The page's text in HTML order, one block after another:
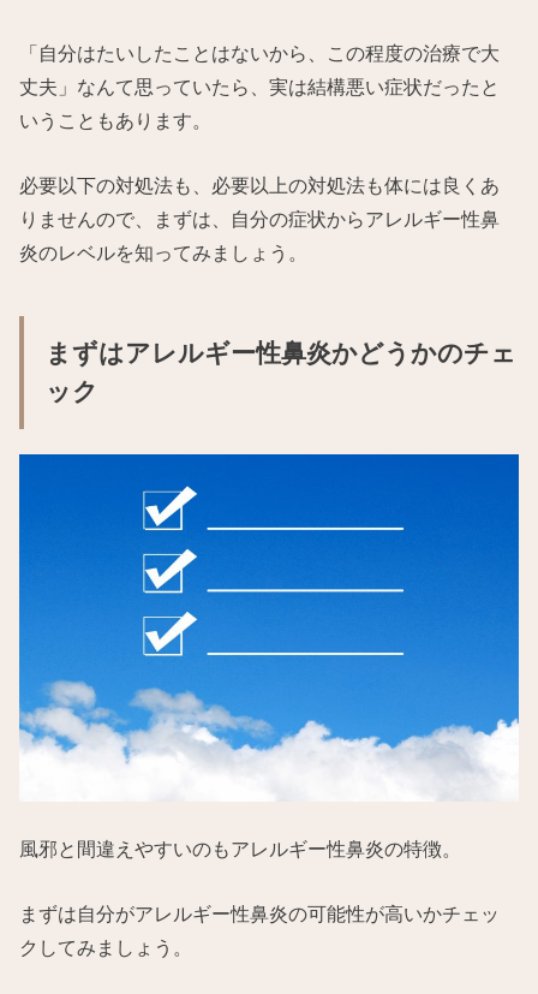
「自分はたいしたことはないから、この程度の治療で大
丈夫」なんて思っていたら、実は結構悪い症状だったと
いうこともあります。
必要以下の対処法も、必要以上の対処法も体には良くあ
りませんので、まずは、自分の症状からアレルギー性鼻
炎のレベルを知ってみましょう。
まずはアレルギー性鼻炎かどうかのチェ
ック
風邪と間違えやすいのもアレルギー性鼻炎の特徴。
まずは自分がアレルギー性鼻炎の可能性が高いかチェッ
クしてみましょう。